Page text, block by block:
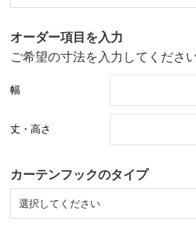
オーダー項目を入力
ご希望の寸法を入力してくださ
幅
丈・高さ
カーテンフックのタイプ
選択してください